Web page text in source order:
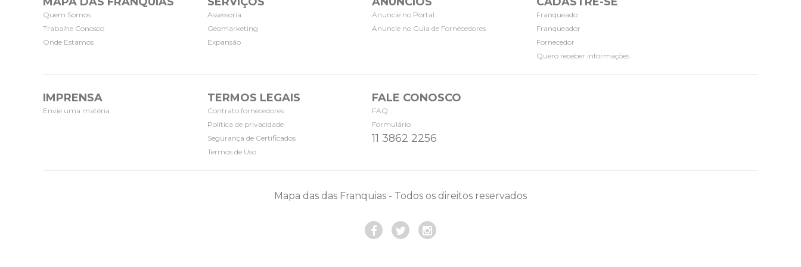
Quem Somos
Trabalhe Conosco
Onde Estamos
Assessoria
Geomarketing
Expansão
Anuncie no Portal
Anuncie no Guia de Fornecedores
Franqueado
Franqueador
Fornecedor
Quero receber informações
IMPRENSA
Envie uma matéria
TERMOS LEGAIS
Contrato fornecedores
Política de privacidade
Segurança de Certificados
Termos de Uso
FALE CONOSCO
FAQ
Formulário
11 3862 2256
Mapa das das Franquias - Todos os direitos reservados